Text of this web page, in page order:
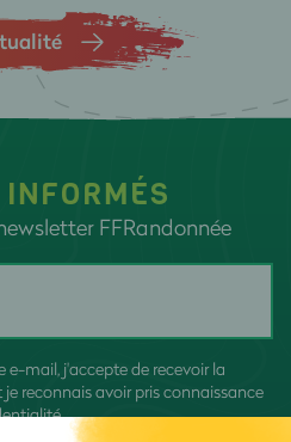
FFRandonnée
e-mail, j'accepte de recevoir la
reconnais avoir pris connaissance